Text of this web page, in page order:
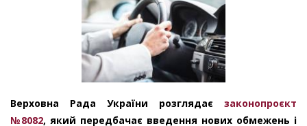
Верховна Рада України розглядає законопроєкт
№8082, який передбачає введення нових обмежень і